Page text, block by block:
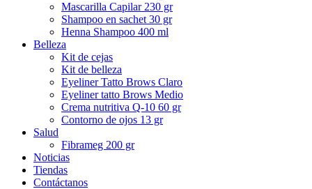
Mascarilla Capilar 230 gr
Shampoo en sachet 30 gr
Henna Shampoo 400 ml
Belleza
Kit de cejas
Kit de belleza
Eyeliner Tatto Brows Claro
Eyeliner tatto Brows Medio
Crema nutritiva Q-10 60 gr
Contorno de ojos 13 gr
Salud
Fibrameg 200 gr
Noticias
Tiendas
Contáctanos